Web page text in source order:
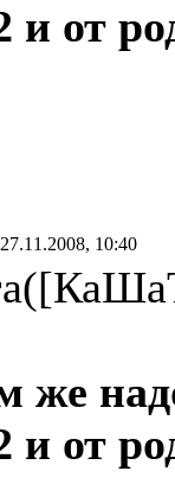
и от
27.11.2008, 10:40
же
и от